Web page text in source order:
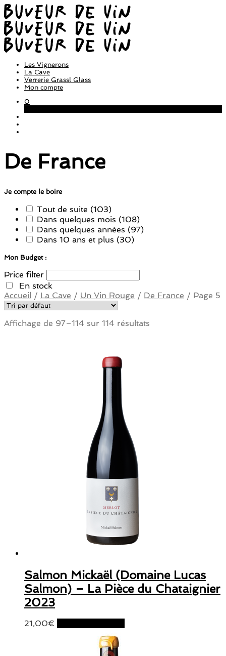
Les Vignerons
La Cave
Verrerie Grassl Glass
Mon compte
0
De France
Je compte le boire
Tout de suite (103)
Dans quelques mois (108)
Dans quelques années (97)
Dans 10 ans et plus (30)
Mon Budget :
Price filter
En stock
Accueil / La Cave / Un Vin Rouge / De France / Page 5
Affichage de 97–114 sur 114 résultats
Salmon Mickaël (Domaine Lucas
Salmon) – La Pièce du Chataignier
2023
21,00€